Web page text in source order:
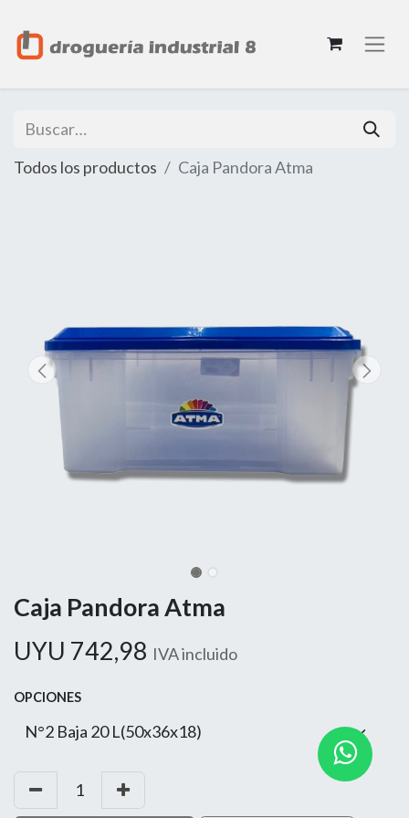
Todos los productos Caja Pandora Atma
Caja Pandora Atma
UYU 742,98 IVA incluido
OPCIONES